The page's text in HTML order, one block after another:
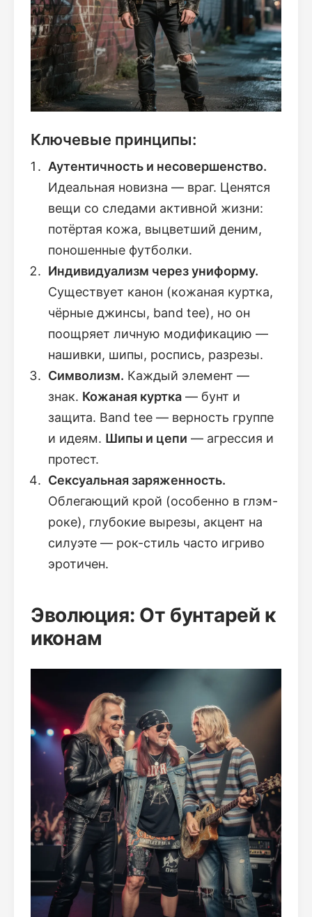
Ключевые принципы:
Аутентичность и несовершенство.
Идеальная новизна — враг. Ценятся
вещи со следами активной жизни:
потёртая кожа, выцветший деним,
поношенные футболки.
Индивидуализм через униформу.
Существует канон (кожаная куртка,
чёрные джинсы, band tee), но он
поощряет личную модификацию —
нашивки, шипы, роспись, разрезы.
Символизм. Каждый элемент —
знак. Кожаная куртка — бунт и
защита. Band tee — верность группе
и идеям. Шипы и цепи — агрессия и
протест.
Сексуальная заряженность.
Облегающий крой (особенно в глэм-
роке), глубокие вырезы, акцент на
силуэте — рок-стиль часто игриво
эротичен.
Эволюция: От бунтарей к
иконам